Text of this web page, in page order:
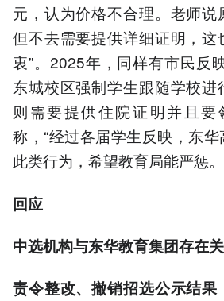
元，认为价格不合理。老师说
但不去需要提供详细证明，这
衷”。2025年，同样有市民反
东城校区强制学生跟随学校进
则需要提供住院证明并且要
称，“经过各届学生反映，东
此类行为，希望教育局能严惩
回应
中选机构与东华教育集团存在
责令整改、撤销招选公示结果